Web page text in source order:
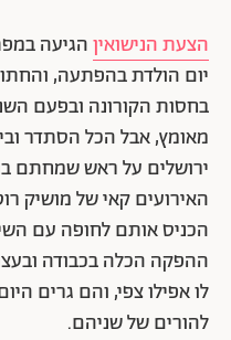
הצעת הנישואיןהגיעה
יום הולדת בהפתעה,
בחסות הקורונה ובפעם
מאומץ, אבל הכל הסתדר
ירושלים על ראש שמחתם
האירועים קאי של מושיק
הכניס אותם לחופה עם
ההפקה הכלה בכבודה
לו אפילו צפי, והם גרים
להורים של שניהם.